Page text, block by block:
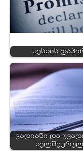
სესხის
ვადიანი და